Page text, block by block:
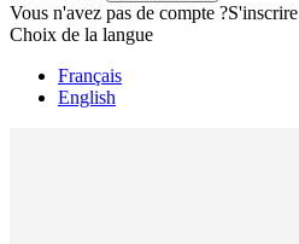
Vous n'avez pas de compte ?S'inscrire
Choix de la langue
Français
English